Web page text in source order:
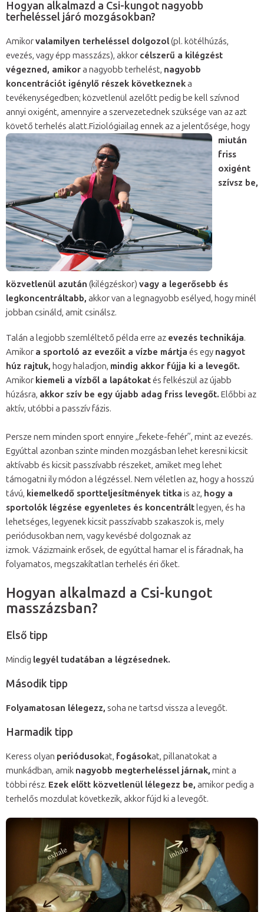
Hogyan alkalmazd a Csi-kungot nagyobb
terheléssel járó mozgásokban?
Amikorvalamilyen terheléssel dolgozol(pl. kötélhúzás,
evezés, vagy épp masszázs), akkor célszerű a kilégzést
végezned, amikora nagyobb terhelést, nagyobb
koncentrációt igénylő részek következneka
tevékenységedben; közvetlenül azelőtt pedig be kell szívnod
annyi oxigént, amennyire a szervezetednek szüksége van az azt
követő terhelés alatt.Fiziológiailag ennek az a jelentősége, hogy
miután
friss
oxigént
szívsz be,
közvetlenül azután (kilégzéskor) vagy a legerősebb és
legkoncentráltabb, akkor van a legnagyobb esélyed, hogy minél
jobban csináld, amit csinálsz.
Talán a legjobb szemléltető példa erre az evezés technikája.
Amikor a sportoló az evezőit a vízbe mártja és egy nagyot
húz rajtuk, hogy haladjon, mindig akkor fújja ki a levegőt.
Amikor kiemeli a vízből a lapátokatés felkészül az újabb
húzásra, akkor szív be egy újabb adag friss levegőt. Előbbi az
aktív, utóbbi a passzív fázis.
Persze nem minden sport ennyire „fekete-fehér”, mint az evezés.
Egyúttal azonban szinte minden mozgásban lehet keresni kicsit
aktívabb és kicsit passzívabb részeket, amiket meg lehet
támogatni ily módon a légzéssel. Nem véletlen az, hogy a hosszú
távú, kiemelkedő sportteljesítmények titka is az, hogy a
sportolók légzése egyenletes és koncentrált legyen, és ha
lehetséges, legyenek kicsit passzívabb szakaszok is, mely
periódusokban nem, vagy kevésbé dolgoznak az
izmok. Vázizmaink erősek, de egyúttal hamar el is fáradnak, ha
folyamatos, megszakítatlan terhelés éri őket.
Hogyan alkalmazd a Csi-kungot
masszázsban?
Első tipp
Mindig legyél tudatában a légzésednek.
Második tipp
Folyamatosan lélegezz, soha ne tartsd vissza a levegőt.
Harmadik tipp
Keress olyan periódusokat, fogásokat, pillanatokat a
munkádban, amik nagyobb megterheléssel járnak, mint a
többi rész. Ezek előtt közvetlenül lélegezz be, amikor pedig a
terhelős mozdulat következik, akkor fújd ki a levegőt.